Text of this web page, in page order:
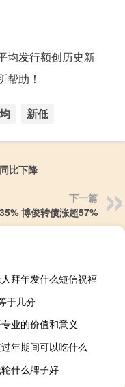
均发行额创历史新
帮助！
新低
比下降
下一篇
博俊转债涨超57%
拜年发什么短信祝福
于几分
业的价值和意义
年期间可以吃什么
什么牌子好